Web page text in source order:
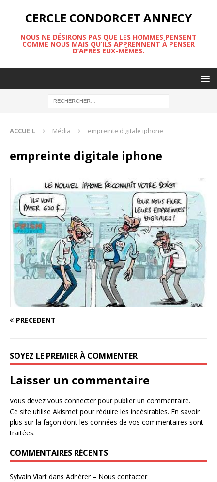
CERCLE CONDORCET ANNECY
NOUS NE DÉSIRONS PAS QUE LES HOMMES PENSENT
COMME NOUS MAIS QU’ILS APPRENNENT À PENSER
D’APRÈS EUX-MÊMES.
ACCUEIL Média empreinte digitale iphone
empreinte digitale iphone
PRÉCÉDENT
SOYEZ LE PREMIER À COMMENTER
Laisser un commentaire
Vous devez vous connecterpour publier un commentaire.
Ce site utilise Akismet pour réduire les indésirables. En savoir
plus sur la façon dont les données de vos commentaires sont
traitées.
COMMENTAIRES RÉCENTS
Sylvain Viart dans Adhérer – Nous contacter